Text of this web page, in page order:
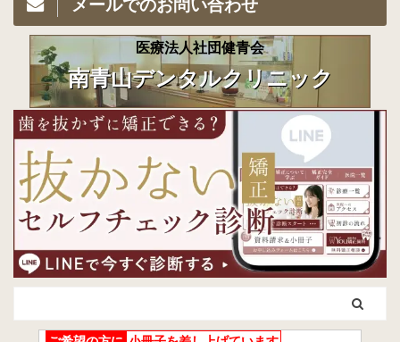
医療法人社団健青会
南青山デンタルクリニック